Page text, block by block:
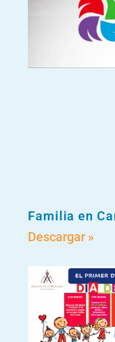
Familia en
Descargar »